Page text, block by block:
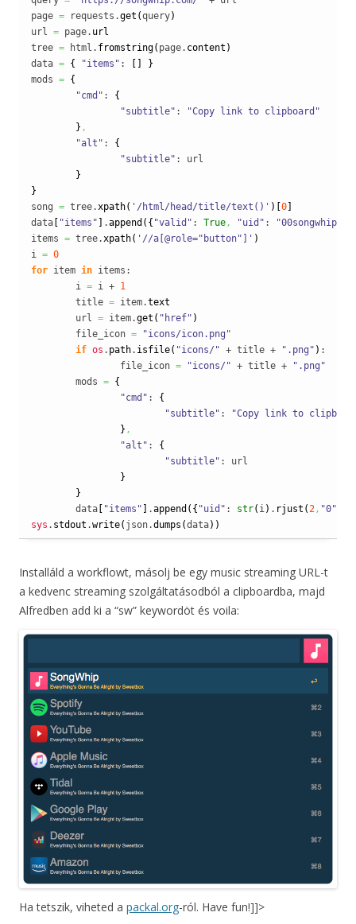
page = requests.get (query)
url = page. url
tree = html. fromstring( page. content )
data = { "items" : [ ]
}
mods = {
"cmd" : {
"subtitle" :
"Copy link to clipboard"
} ,
"alt" : {
"subtitle" : url
}
}
song = tree. xpath( '/html/head/title/text()' ) [0]
data [ "items" ] .append ( { "valid" : True , "uid" : "00songwhip"
items = tree. xpath( '//a[@role="button"]' )
i = 0
for item in items:
	i
= i + 1
	title
= item.text
	url
= item.get ( "href" )
	file_icon
=
"icons/icon.png"
if os . path. isfile( "icons/" + title + ".png" ) :
		file_icon
= "icons/" + title +
".png"
	mods
= {
"cmd" : {
"subtitle" :
"Copy link to
} ,
"alt" : {
"subtitle" : url
}
}
	data
[ "items" ] .append ( { "uid" : str( i ) . rjust ( 2 , "0"
sys . stdout .write( json.dumps (data) )
Installáld a workflowt, másolj be egy music streaming URL-t
a kedvenc streaming szolgáltatásodból a clipboardba, majd
Alfredben add ki a “sw” keywordöt és voila:
Ha tetszik, viheted a packal.org-ról. Have fun!]]>